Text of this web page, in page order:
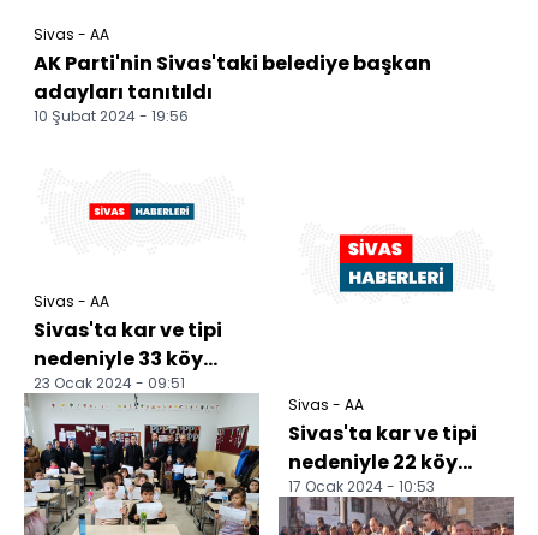
Sivas - AA
AK Parti'nin Sivas'taki belediye başkan
adayları tanıtıldı
10 Şubat 2024 - 19:56
Sivas - AA
Sivas'ta kar ve tipi
nedeniyle 33 köy
yolu ulaşıma
kapandı
23 Ocak 2024 - 09:51
Sivas - AA
Sivas'ta kar ve tipi
nedeniyle 22 köy
yolu ulaşıma
kapandı
17 Ocak 2024 - 10:53